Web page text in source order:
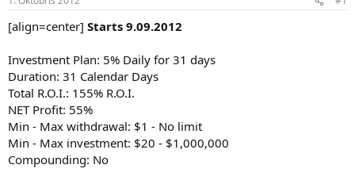
n
a
u
s
ā
c
ē
j
s
a
u
s
[align=center] Starts 9.09.2012
Investment Plan: 5% Daily for 31 days
Duration: 31 Calendar Days
Total R.O.I.: 155% R.O.I.
NET Profit: 55%
Min - Max withdrawal: $1 - No limit
Min - Max investment: $20 - $1,000,000
Compounding: No